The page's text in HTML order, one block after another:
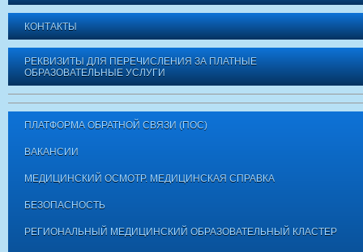
КОНТАКТЫ
РЕКВИЗИТЫ ДЛЯ ПЕРЕЧИСЛЕНИЯ ЗА ПЛАТНЫЕ
ОБРАЗОВАТЕЛЬНЫЕ УСЛУГИ
ПЛАТФОРМА ОБРАТНОЙ СВЯЗИ (ПОС)
ВАКАНСИИ
МЕДИЦИНСКИЙ ОСМОТР. МЕДИЦИНСКАЯ СПРАВКА
БЕЗОПАСНОСТЬ
РЕГИОНАЛЬНЫЙ МЕДИЦИНСКИЙ ОБРАЗОВАТЕЛЬНЫЙ КЛАСТЕР